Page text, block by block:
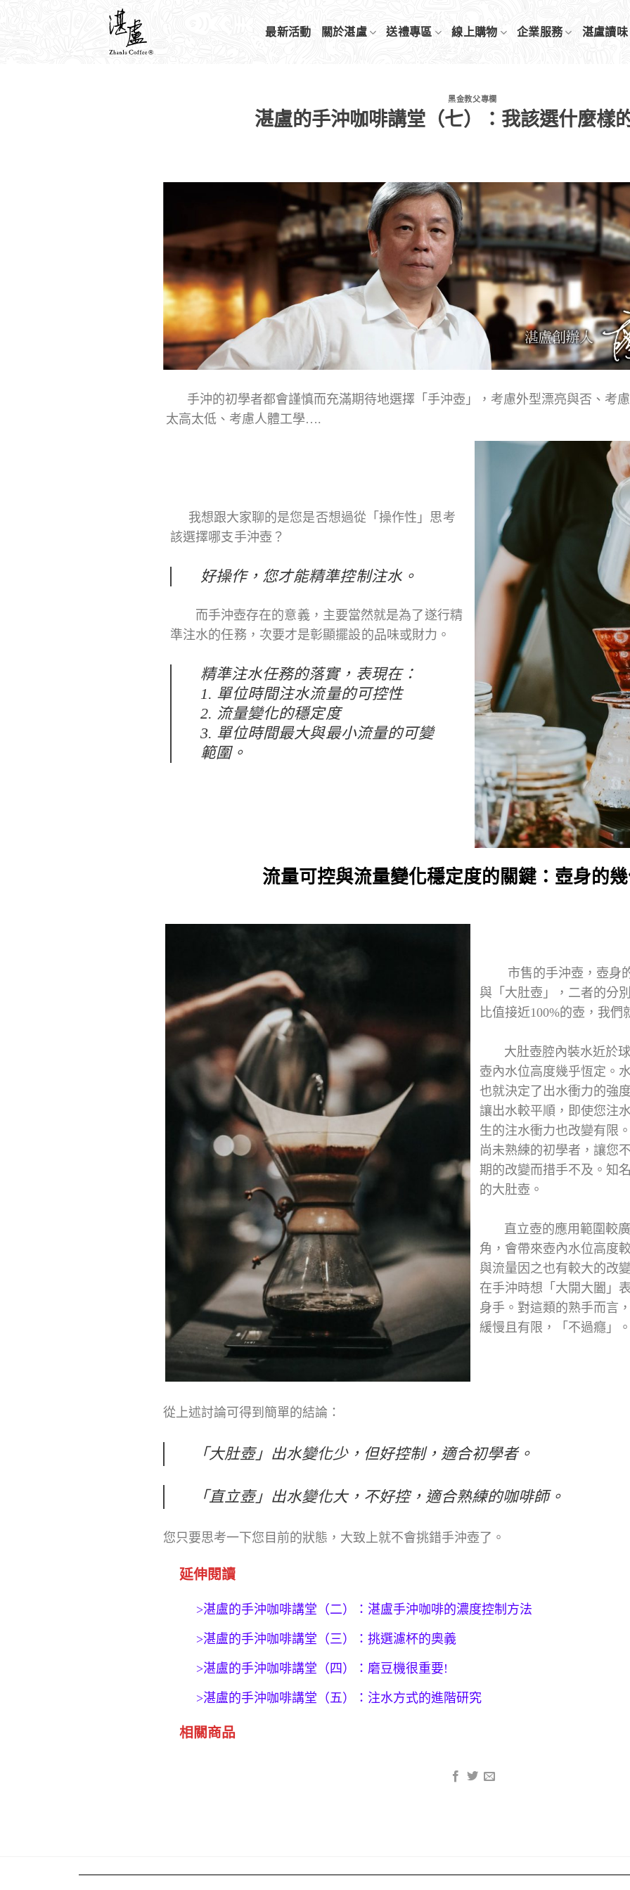
最新活動 關於湛盧 送禮專區 線上購物 企業服務 湛盧讀味
黑金教父專欄
湛盧的手沖咖啡講堂（七）：我該選什麼樣
手沖的初學者都會謹慎而充滿期待地選擇「手沖壺」，考慮外型漂亮與否、考
太高太低、考慮人體工學….
我想跟大家聊的是您是否想過從「操作性」思考
該選擇哪支手沖壺？
好操作，您才能精準控制注水。
而手沖壺存在的意義，主要當然就是為了遂行精
準注水的任務，次要才是彰顯擺設的品味或財力。
精準注水任務的落實，表現在：
1. 單位時間注水流量的可控性
2. 流量變化的穩定度
3. 單位時間最大與最小流量的可變
範圍。
流量可控與流量變化穩定度的關鍵：壺身的
市售的手沖壺，壺身的
與「大肚壺」，二者的分
比值接近100%的壺，我們
大肚壺腔內裝水近於球
壺內水位高度幾乎恆定。
也就決定了出水衝力的強
讓出水較平順，即使您注
生的注水衝力也改變有限
尚未熟練的初學者，讓您
期的改變而措手不及。知
的大肚壺。
直立壺的應用範圍較廣
角，會帶來壺內水位高度
與流量因之也有較大的改
在手沖時想「大開大闔」
身手。對這類的熟手而言
緩慢且有限，「不過癮」
從上述討論可得到簡單的結論：
「大肚壺」出水變化少，但好控制，適合初學者。
「直立壺」出水變化大，不好控，適合熟練的咖啡師。
您只要思考一下您目前的狀態，大致上就不會挑錯手沖壺了。
延伸閱讀
>湛盧的手沖咖啡講堂（二）：湛盧手沖咖啡的濃度控制方法
>湛盧的手沖咖啡講堂（三）：挑選濾杯的奧義
>湛盧的手沖咖啡講堂（四）：磨豆機很重要!
>湛盧的手沖咖啡講堂（五）：注水方式的進階研究
相關商品